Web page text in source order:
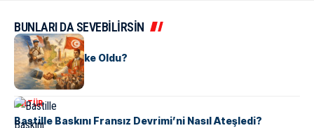
BUNLARI DA SEVEBİLİRSİN
KÜLTÜR
Tunus Nasıl Ülke Oldu?
KÜLTÜR
Bastille Baskını Fransız Devrimi’ni Nasıl Ateşledi?